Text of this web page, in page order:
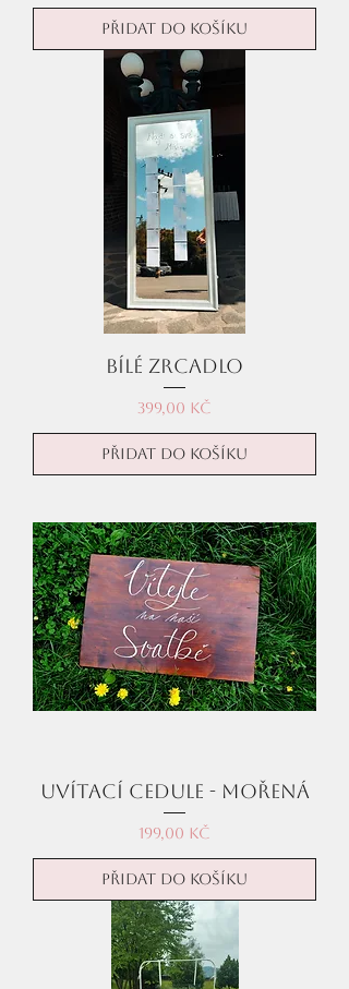
Přidat do košíku
Bílé zrcadlo
Cena
399,00 Kč
Přidat do košíku
Uvítací cedule - mořená
Cena
199,00 Kč
Přidat do košíku